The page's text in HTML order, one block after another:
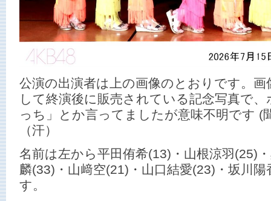
公演の出演者は上の画像のとおりです。
して終演後に販売されている記念写真で
っち」とか言ってましたが意味不明です (
（汗）
名前は左から平田侑希(13)・山根涼羽(25)
麟(33)・山﨑空(21)・山口結愛(23)・坂川
す。